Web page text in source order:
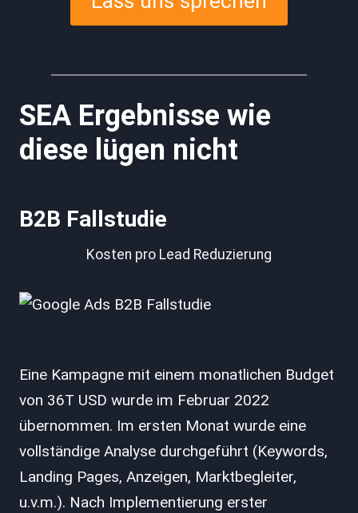
SEA Ergebnisse wie
diese lügen nicht
B2B Fallstudie
Kosten pro Lead Reduzierung
Eine Kampagne mit einem monatlichen Budget
von 36T USD wurde im Februar 2022
übernommen. Im ersten Monat wurde eine
vollständige Analyse durchgeführt (Keywords,
Landing Pages, Anzeigen, Marktbegleiter,
u.v.m.). Nach Implementierung erster